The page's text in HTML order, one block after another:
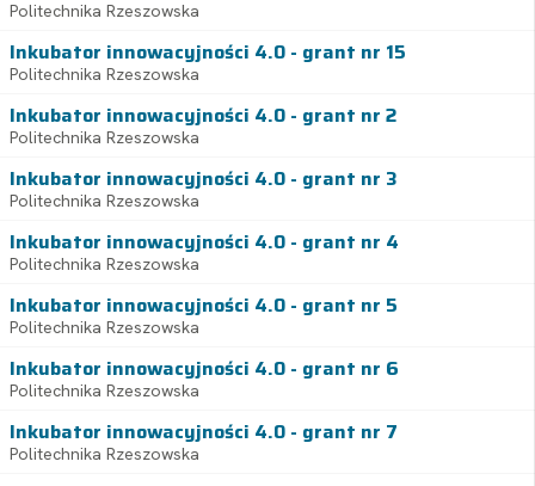
Politechnika Rzeszowska
Inkubator innowacyjności 4.0 - grant nr 15
Politechnika Rzeszowska
Inkubator innowacyjności 4.0 - grant nr 2
Politechnika Rzeszowska
Inkubator innowacyjności 4.0 - grant nr 3
Politechnika Rzeszowska
Inkubator innowacyjności 4.0 - grant nr 4
Politechnika Rzeszowska
Inkubator innowacyjności 4.0 - grant nr 5
Politechnika Rzeszowska
Inkubator innowacyjności 4.0 - grant nr 6
Politechnika Rzeszowska
Inkubator innowacyjności 4.0 - grant nr 7
Politechnika Rzeszowska